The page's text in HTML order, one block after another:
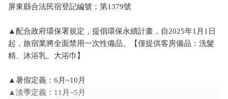
屏東縣合法民宿登記編號：第1379號
▲配合政府環保署規定，提倡環保永續計畫，自2025年1月1日
起，旅宿業將全面禁用一次性備品。【僅提供客房備品：洗髮
精、沐浴乳、大浴巾】
▲暑假定義：6月~10月
▲淡季定義：11月~5月